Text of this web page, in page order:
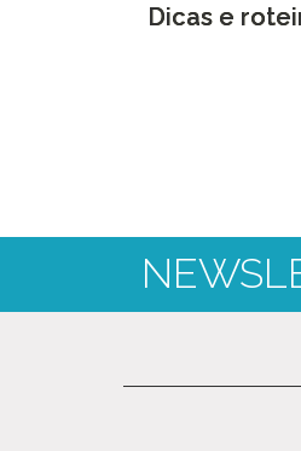
Dicas e